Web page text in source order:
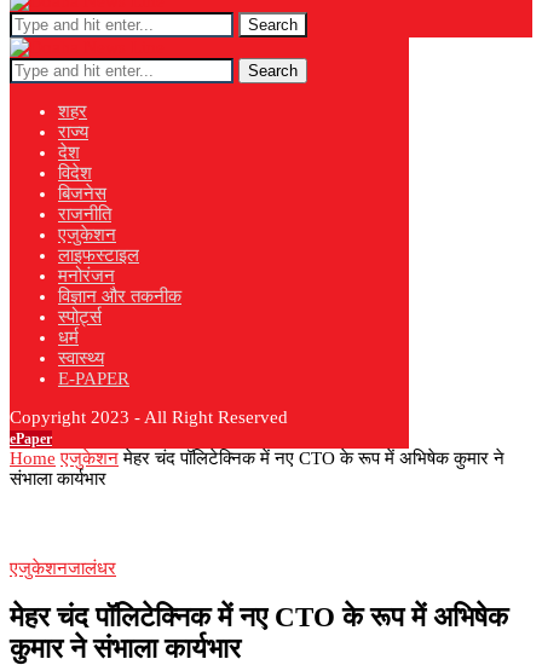
Search
Search
शहर
राज्य
देश
विदेश
बिजनेस
राजनीति
एजुकेशन
लाइफस्टाइल
मनोरंजन
विज्ञान और तकनीक
स्पोर्ट्स
धर्म
स्वास्थ्य
E-PAPER
Copyright 2023 - All Right Reserved
ePaper
Home एजुकेशन मेहर चंद पॉलिटेक्निक में नए CTO के रूप में अभिषेक कुमार ने
संभाला कार्यभार
एजुकेशनजालंधर
मेहर चंद पॉलिटेक्निक में नए CTO के रूप में अभिषेक
कुमार ने संभाला कार्यभार